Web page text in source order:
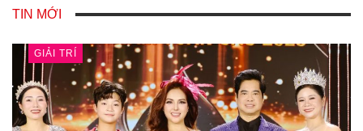
TIN MỚI
GIẢI TRÍ